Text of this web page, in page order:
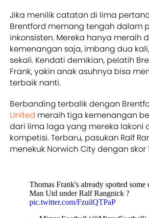
Jika menilik catatan di lima
Brentford memang tengah dalam
inkonsisten. Mereka hanya meraih
kemenangan saja, imbang dua
sekali. Kendati demikian, pelatih
Frank, yakin anak asuhnya bisa
terbaik nanti.
Berbanding terbalik dengan
United meraih tiga kemenangan
dari lima laga yang mereka lakoni
kompetisi. Terbaru, pasukan Ralf
menekuk Norwich City dengan skor
Thomas Frank's already spotted some
Man Utd under Ralf Rangnick ?
pic.twitter.com/FzuilQTPaP